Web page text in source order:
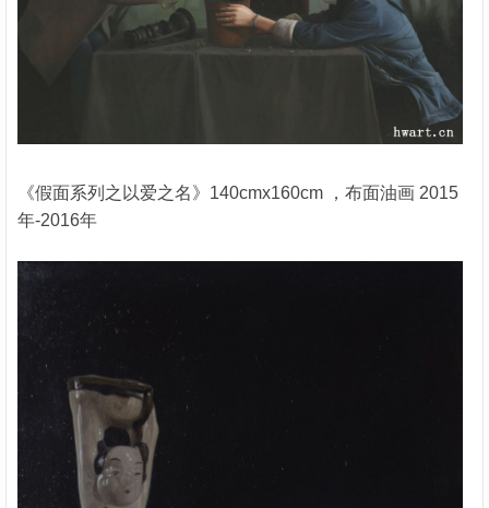
《假面系列之以爱之名》140cmx160cm ，布面油画 2015
年-2016年